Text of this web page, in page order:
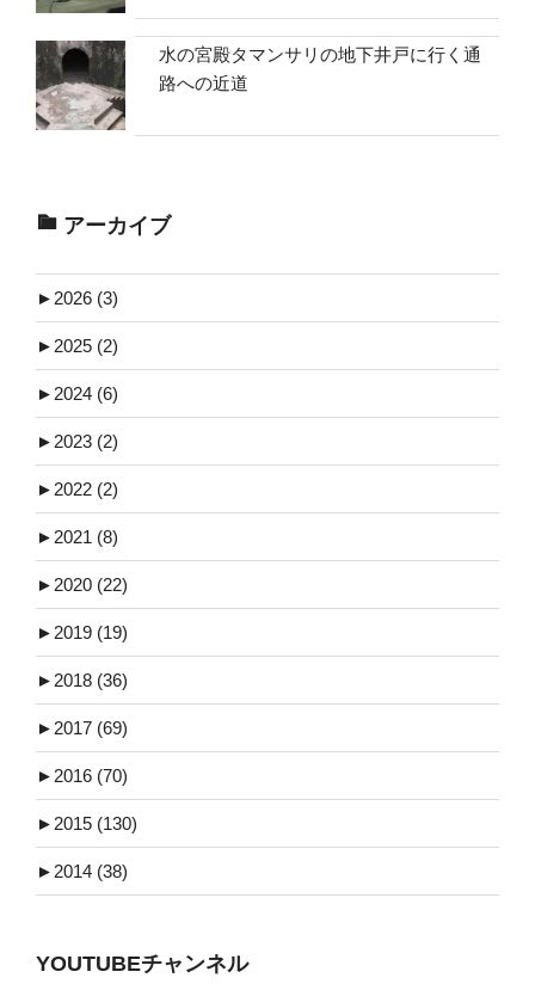
水の宮殿タマンサリの地下井戸に行く通
路への近道
アーカイブ
► 2026 (3)
► 2025 (2)
► 2024 (6)
► 2023 (2)
► 2022 (2)
► 2021 (8)
► 2020 (22)
► 2019 (19)
► 2018 (36)
► 2017 (69)
► 2016 (70)
► 2015 (130)
► 2014 (38)
YOUTUBEチャンネル